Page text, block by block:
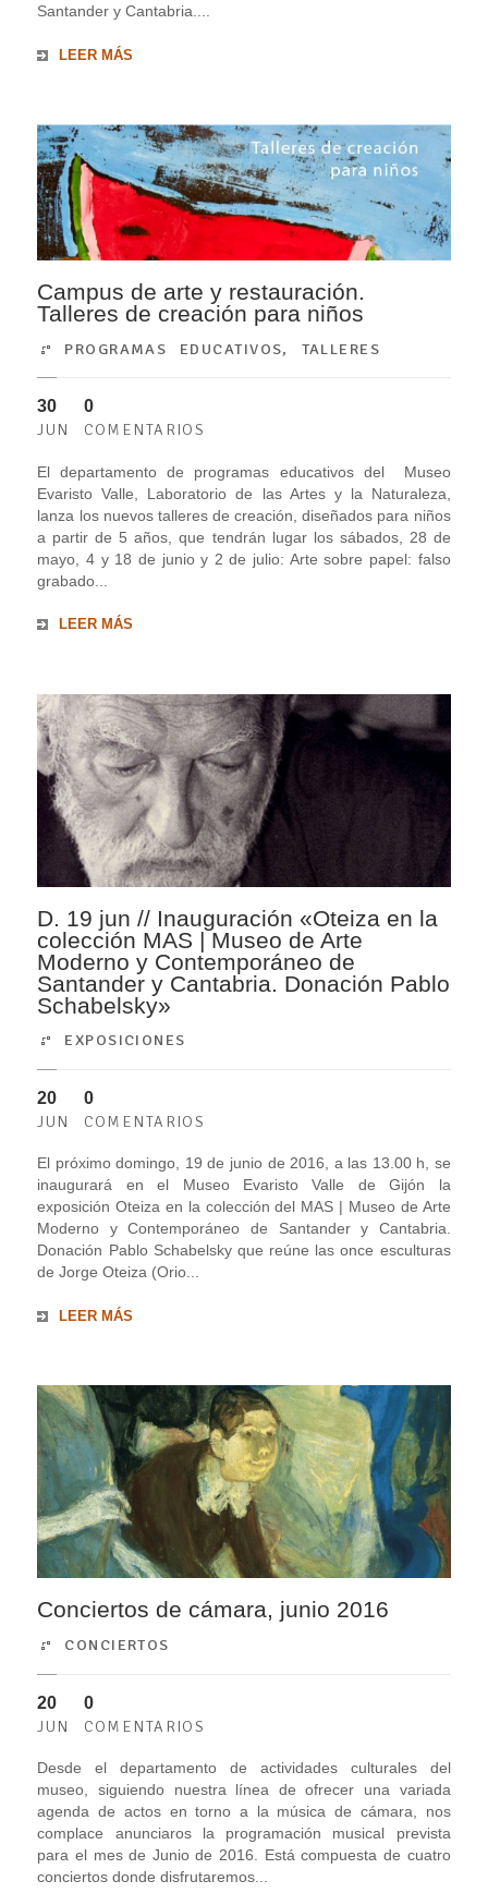
Santander y Cantabria....
LEER MÁS
Campus de arte y restauración.
Talleres de creación para niños
PROGRAMAS EDUCATIVOS, TALLERES
30
JUN
0
COMENTARIOS
El departamento de programas educativos del Museo
Evaristo Valle, Laboratorio de las Artes y la Naturaleza,
lanza los nuevos talleres de creación, diseñados para niños
a partir de 5 años, que tendrán lugar los sábados, 28 de
mayo, 4 y 18 de junio y 2 de julio: Arte sobre papel: falso
grabado...
LEER MÁS
D. 19 jun // Inauguración «Oteiza en la
colección MAS | Museo de Arte
Moderno y Contemporáneo de
Santander y Cantabria. Donación Pablo
Schabelsky»
EXPOSICIONES
20
JUN
0
COMENTARIOS
El próximo domingo, 19 de junio de 2016, a las 13.00 h, se
inaugurará en el Museo Evaristo Valle de Gijón la
exposición Oteiza en la colección del MAS | Museo de Arte
Moderno y Contemporáneo de Santander y Cantabria.
Donación Pablo Schabelsky que reúne las once esculturas
de Jorge Oteiza (Orio...
LEER MÁS
Conciertos de cámara, junio 2016
CONCIERTOS
20
JUN
0
COMENTARIOS
Desde el departamento de actividades culturales del
museo, siguiendo nuestra línea de ofrecer una variada
agenda de actos en torno a la música de cámara, nos
complace anunciaros la programación musical prevista
para el mes de Junio de 2016. Está compuesta de cuatro
conciertos donde disfrutaremos...